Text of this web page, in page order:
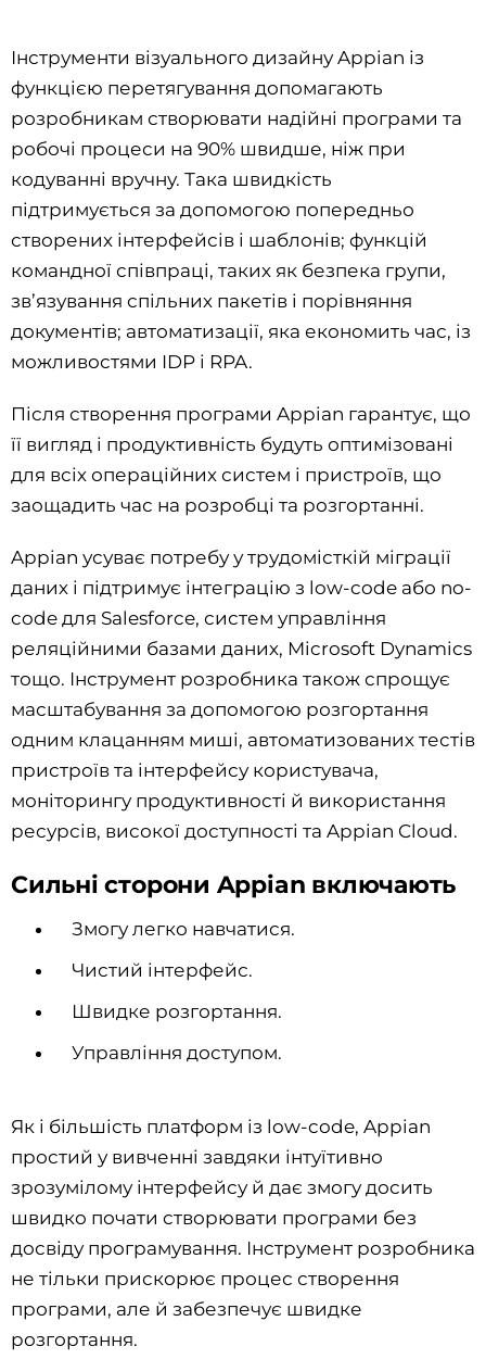
Інструменти візуального дизайну Appian із
функцією перетягування допомагають
розробникам створювати надійні програми та
робочі процеси на 90% швидше, ніж при
кодуванні вручну. Така швидкість
підтримується за допомогою попередньо
створених інтерфейсів і шаблонів; функцій
командної співпраці, таких як безпека групи,
зв’язування спільних пакетів і порівняння
документів; автоматизації, яка економить час, із
можливостями IDP і RPA.
Після створення програми Appian гарантує, що
її вигляд і продуктивність будуть оптимізовані
для всіх операційних систем і пристроїв, що
заощадить час на розробці та розгортанні.
Appian усуває потребу у трудомісткій міграції
даних і підтримує інтеграцію з low-code або no-
code для Salesforce, систем управління
реляційними базами даних, Microsoft Dynamics
тощо. Інструмент розробника також спрощує
масштабування за допомогою розгортання
одним клацанням миші, автоматизованих тестів
пристроїв та інтерфейсу користувача,
моніторингу продуктивності й використання
ресурсів, високої доступності та Appian Cloud.
Сильні сторони Appian включають
Змогу легко навчатися.
Чистий інтерфейс.
Швидке розгортання.
Управління доступом.
Як і більшість платформ із low-code, Appian
простий у вивченні завдяки інтуїтивно
зрозумілому інтерфейсу й дає змогу досить
швидко почати створювати програми без
досвіду програмування. Інструмент розробника
не тільки прискорює процес створення
програми, але й забезпечує швидке
розгортання.